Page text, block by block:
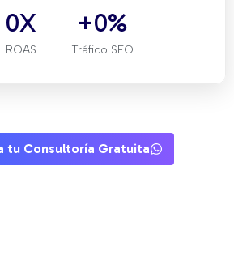
ROAS
0X
Tráfico SEO
+0%
tu Consultoría Gratuita